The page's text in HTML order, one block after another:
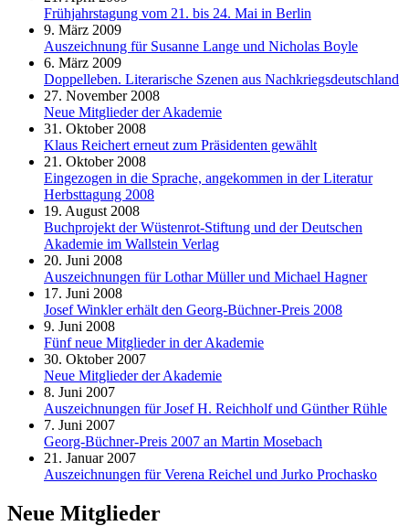
Frühjahrstagung vom 21. bis 24. Mai in Berlin
9. März 2009
Auszeichnung für Susanne Lange und Nicholas Boyle
6. März 2009
Doppelleben. Literarische Szenen aus Nachkriegsdeutschland
27. November 2008
Neue Mitglieder der Akademie
31. Oktober 2008
Klaus Reichert erneut zum Präsidenten gewählt
21. Oktober 2008
Eingezogen in die Sprache, angekommen in der Literatur
Herbsttagung 2008
19. August 2008
Buchprojekt der Wüstenrot-Stiftung und der Deutschen
Akademie im Wallstein Verlag
20. Juni 2008
Auszeichnungen für Lothar Müller und Michael Hagner
17. Juni 2008
Josef Winkler erhält den Georg-Büchner-Preis 2008
9. Juni 2008
Fünf neue Mitglieder in der Akademie
30. Oktober 2007
Neue Mitglieder der Akademie
8. Juni 2007
Auszeichnungen für Josef H. Reichholf und Günther Rühle
7. Juni 2007
Georg-Büchner-Preis 2007 an Martin Mosebach
21. Januar 2007
Auszeichnungen für Verena Reichel und Jurko Prochasko
Neue Mitglieder